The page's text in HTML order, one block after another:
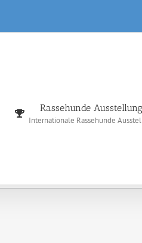
Rassehunde
Internationale Rassehunde